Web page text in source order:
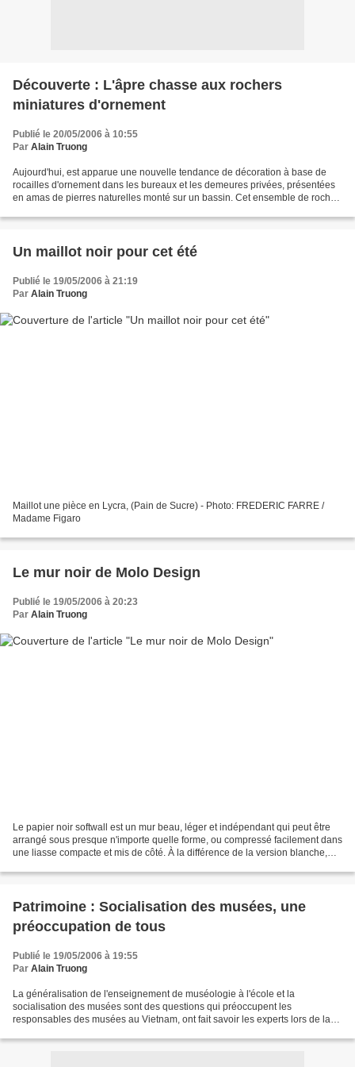
Découverte : L'âpre chasse aux rochers
miniatures d'ornement
Publié le 20/05/2006 à 10:55
Par Alain Truong
Aujourd'hui, est apparue une nouvelle tendance de décoration à base de
rocailles d'ornement dans les bureaux et les demeures privées, présentées
en amas de pierres naturelles monté sur un bassin. Cet ensemble de roches
Un maillot noir pour cet été
Publié le 19/05/2006 à 21:19
Par Alain Truong
Maillot une pièce en Lycra, (Pain de Sucre) - Photo: FREDERIC FARRE /
Madame Figaro
Le mur noir de Molo Design
Publié le 19/05/2006 à 20:23
Par Alain Truong
Le papier noir softwall est un mur beau, léger et indépendant qui peut être
arrangé sous presque n'importe quelle forme, ou compressé facilement dans
une liasse compacte et mis de côté. À la différence de la version blanche,
Patrimoine : Socialisation des musées, une
préoccupation de tous
Publié le 19/05/2006 à 19:55
Par Alain Truong
La généralisation de l'enseignement de muséologie à l'école et la
socialisation des musées sont des questions qui préoccupent les
responsables des musées au Vietnam, ont fait savoir les experts lors de la